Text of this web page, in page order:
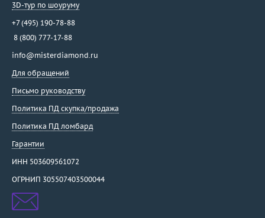
3D-тур по шоуруму
+7 (495) 190-78-88
8 (800) 777-17-88
info@misterdiamond.ru
Для обращений
Письмо руководству
Политика ПД скупка/продажа
Политика ПД ломбард
Гарантии
ИНН 503609561072
ОГРНИП 305507403500044